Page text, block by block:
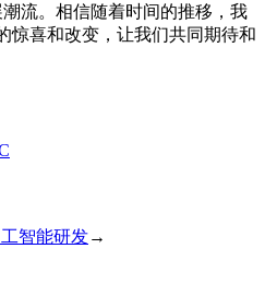
流。相信随着时间的推移，我
惊喜和改变，让我们共同期待和
智能研发→